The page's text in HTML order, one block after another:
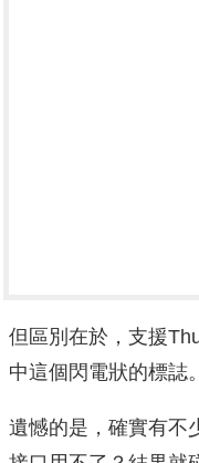
但區別在於，支援
中這個閃電狀的標誌。
遺憾的是，確實有不